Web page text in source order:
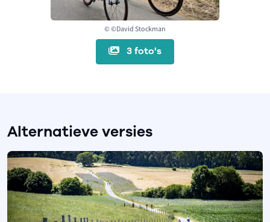
© ©David Stockman
3 foto's
Alternatieve versies